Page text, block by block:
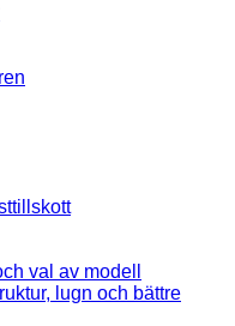
val av modell
lugn och bättre